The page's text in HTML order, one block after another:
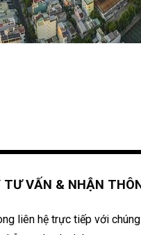
TƯ VẤN & NHẬN
liên hệ trực tiếp với